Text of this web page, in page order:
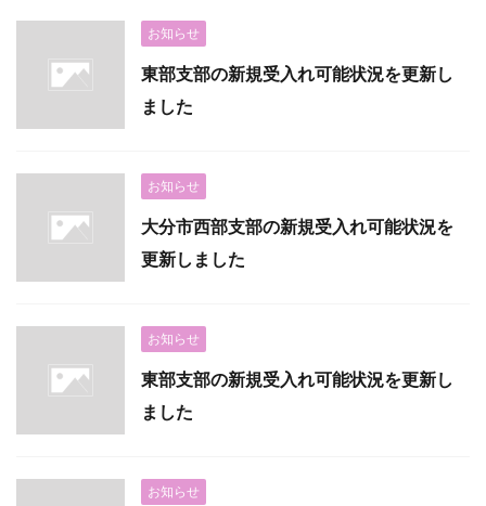
お知らせ
東部支部の新規受入れ可能状況を更新し
ました
お知らせ
大分市西部支部の新規受入れ可能状況を
更新しました
お知らせ
東部支部の新規受入れ可能状況を更新し
ました
お知らせ